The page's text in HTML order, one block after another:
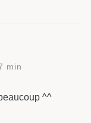
min
^^